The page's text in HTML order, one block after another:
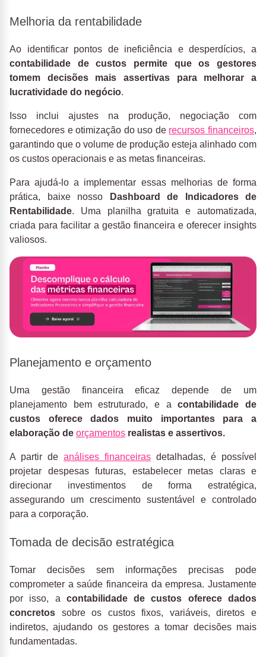
Melhoria da rentabilidade
Ao identificar pontos de ineficiência e desperdícios, a
contabilidade de custos permite que os gestores
tomem decisões mais assertivas para melhorar a
lucratividade do negócio.
Isso inclui ajustes na produção, negociação com
fornecedores e otimização do uso de recursos financeiros,
garantindo que o volume de produção esteja alinhado com
os custos operacionais e as metas financeiras.
Para ajudá-lo a implementar essas melhorias de forma
prática, baixe nosso
Dashboard de Indicadores de
Rentabilidade. Uma planilha gratuita e automatizada,
criada para facilitar a gestão financeira e oferecer insights
valiosos.
Planejamento e orçamento
Uma gestão financeira eficaz depende de um
planejamento bem estruturado, e acontabilidade de
custos
oferece dados muito importantes para a
elaboração de orçamentos realistas e assertivos.
A partir de análises financeiras detalhadas, é possível
projetar despesas futuras, estabelecer metas claras e
direcionar investimentos de forma estratégica,
assegurando um crescimento sustentável e controlado
para a corporação.
Tomada de decisão estratégica
Tomar decisões sem informações precisas pode
comprometer a saúde financeira da empresa. Justamente
por isso, a contabilidade de custos oferece
dados
concretos sobre os custos fixos, variáveis, diretos e
indiretos, ajudando os gestores a tomar decisões mais
fundamentadas.